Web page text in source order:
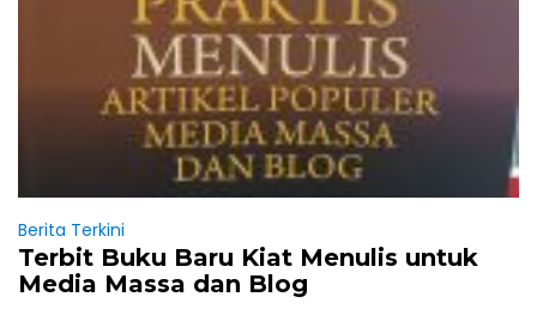
Berita Terkini
Terbit Buku Baru Kiat Menulis untuk
Media Massa dan Blog